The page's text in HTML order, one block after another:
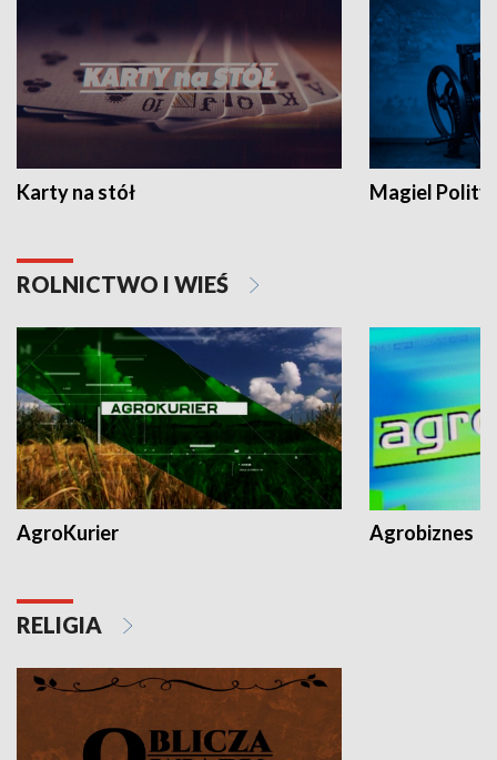
Karty na stół Magiel
ROLNICTWO I WIEŚ
AgroKurier Agrobiznes
RELIGIA